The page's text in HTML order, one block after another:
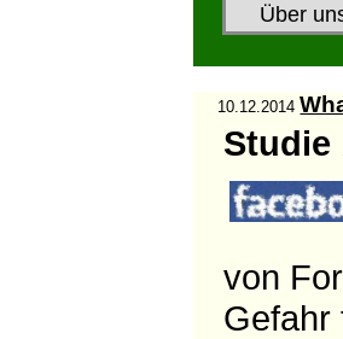
Über
10.12.2014
Studie
von
Gefahr